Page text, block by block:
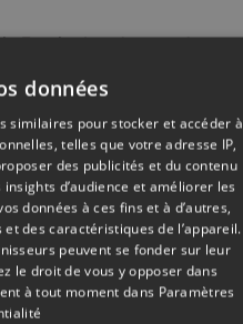
Evazio dans le complexe
au Théâtre le
données
similaires pour stocker et accéder à
telles que votre adresse IP,
des publicités et du contenu
d’audience et améliorer les
données à ces fins et à d’autres,
des caractéristiques de l’appareil.
peuvent se fonder sur leur
le droit de vous y opposer dans
à tout moment dans Paramètres